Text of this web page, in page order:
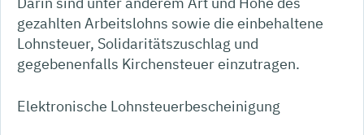
gezahlten Arbeitslohns sowie die einbehaltene
Lohnsteuer, Solidaritätszuschlag und
gegebenenfalls Kirchensteuer einzutragen.
Elektronische Lohnsteuerbescheinigung